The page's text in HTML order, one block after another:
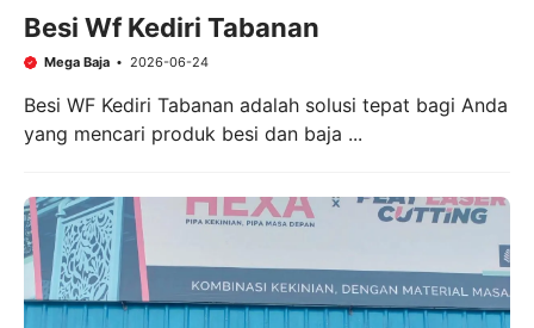
Besi Wf Kediri Tabanan
Mega Baja 2026-06-24
Besi WF Kediri Tabanan adalah solusi tepat bagi Anda
yang mencari produk besi dan baja ...